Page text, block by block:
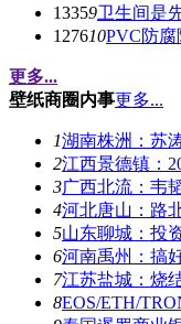
13359卫生间是
127610PVC防
更多...
壁纸商圈内事更多...
1湖南株洲：苏
2江西景德镇：
3广西北流：韦
4河北唐山：路
5山东聊城：投
6河南禹州：搞
7江苏盐城：烧
8EOS/ETH/